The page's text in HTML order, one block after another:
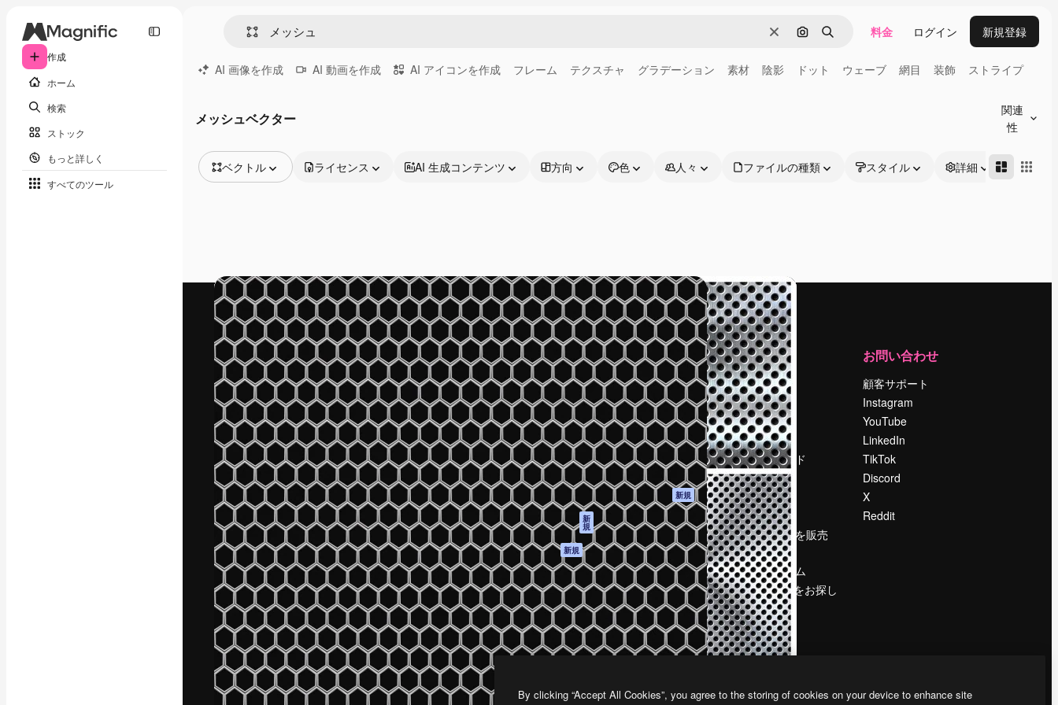
作成
ホーム
検索
ストック
もっと詳しく
すべてのツール
消去 画像で検索
検索 料金 ログイン 新規登録
AI 画像を作成 AI 動画を作成 AI アイコンを作成 フレーム テクスチャ グラデーション 素材 陰影 ドット ウェーブ 網目 装飾 ストライプ
メッシュベクター
関連
性
ベクトル
動画
映像素材
モーショングラフィックス
動画テンプレート
アイコン
3D モデル
フォント
ライセンス AI 生成コンテンツ 方向 色 人々 ファイルの種類 スタイル 詳細
最高のクリエイティブ制作を導くためのプラ
ットフォーム。クリエイター、企業、代理
店、スタジオを含む100万人以上が利用して
います。
日本語
製品
Spaces
AI アシスタント
AI 画像生成ツール
AI 動画生成ツール
AI 音声合成ツール
ストックコンテン
Claude/ChatGPT
向けMCP
新
規
エージェント 新規
API
モバイルアプリ
すべてのMagnificツ
ール
はじめに
Academy
ドキュメント
サポート
利用規約
プライバシーポリ
シー
オリジナル
新規
クッキーポリシー
トラストセンター
アフィリエイト
法人向け
運営
料金
会社概要
Reviews
採用情報
検索トレンド
ブログ
イベント
Slidesgo
コンテンツを販売
する
プレスルーム
magnific.aiをお探し
ですか？
お問い合わせ
顧客サポート
Instagram
YouTube
LinkedIn
TikTok
Discord
X
Reddit
Copyright © 2010-2026Freepik Company S.L.U.無断複写・転載を禁じます
By clicking “Accept All Cookies”, you agree to the storing of cookies on your device to enhance site